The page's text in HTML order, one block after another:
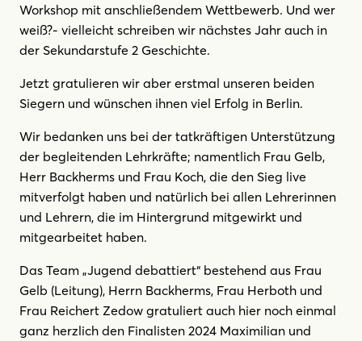
Workshop mit anschließendem Wettbewerb. Und wer
weiß?- vielleicht schreiben wir nächstes Jahr auch in
der Sekundarstufe 2 Geschichte.
Jetzt gratulieren wir aber erstmal unseren beiden
Siegern und wünschen ihnen viel Erfolg in Berlin.
Wir bedanken uns bei der tatkräftigen Unterstützung
der begleitenden Lehrkräfte; namentlich Frau Gelb,
Herr Backherms und Frau Koch, die den Sieg live
mitverfolgt haben und natürlich bei allen Lehrerinnen
und Lehrern, die im Hintergrund mitgewirkt und
mitgearbeitet haben.
Das Team „Jugend debattiert“ bestehend aus Frau
Gelb (Leitung), Herrn Backherms, Frau Herboth und
Frau Reichert Zedow gratuliert auch hier noch einmal
ganz herzlich den Finalisten 2024 Maximilian und